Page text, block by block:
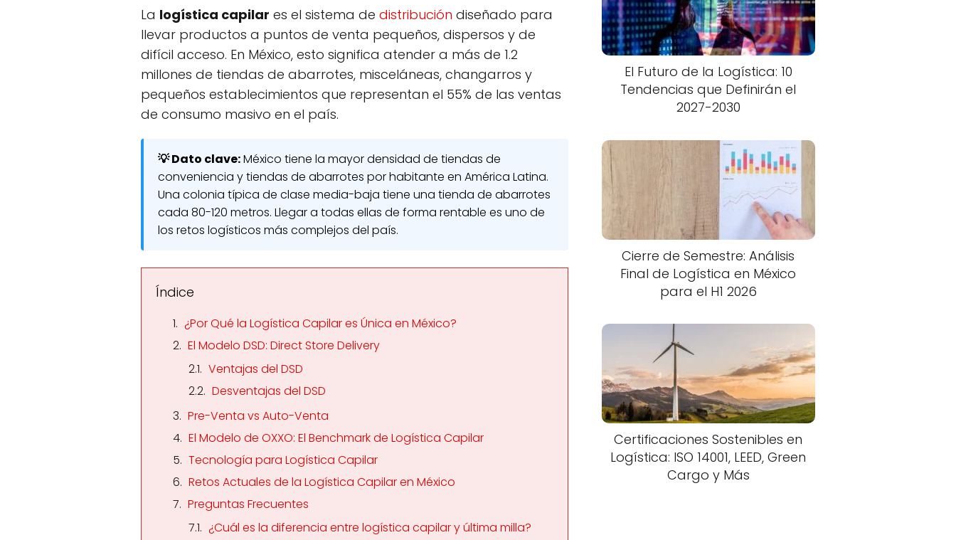
La logística capilar es el sistema de distribución diseñado para
llevar productos a puntos de venta pequeños, dispersos y de
difícil acceso. En México, esto significa atender a más de 1.2
millones de tiendas de abarrotes, misceláneas, changarros y
pequeños establecimientos que representan el 55% de las ventas
de consumo masivo en el país.
💡 Dato clave:México tiene la mayor densidad de tiendas de
conveniencia y tiendas de abarrotes por habitante en América Latina.
Una colonia típica de clase media-baja tiene una tienda de abarrotes
cada 80-120 metros. Llegar a todas ellas de forma rentable es uno de
los retos logísticos más complejos del país.
Índice
¿Por Qué la Logística Capilar es Única en México?
El Modelo DSD: Direct Store Delivery
Ventajas del DSD
Desventajas del DSD
Pre-Venta vs Auto-Venta
El Modelo de OXXO: El Benchmark de Logística Capilar
Tecnología para Logística Capilar
Retos Actuales de la Logística Capilar en México
Preguntas Frecuentes
¿Cuál es la diferencia entre logística capilar y última milla?
El Futuro de la Logística: 10
Tendencias que Definirán el
2027-2030
Cierre de Semestre: Análisis
Final de Logística en México
para el H1 2026
Certificaciones Sostenibles en
Logística: ISO 14001, LEED, Green
Cargo y Más